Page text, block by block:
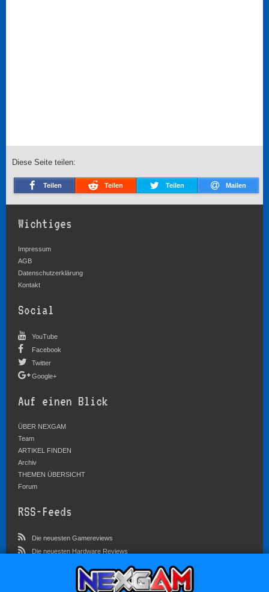
Diese Seite teilen:
Teilen Teilen Teilen Mailen
Wichtiges
Impressum
AGB
Datenschutzerklärung
Kontakt
Social
YouTube
Facebook
Twitter
Google+
Auf einen Blick
ÜBER NEXGAM
Team
ARTIKEL FINDEN
Archiv
THEMEN ÜBERSICHT
Forum
RSS-Feeds
Die neuesten Gamereviews
Die neuesten Hardware Reviews
Die neuesten Artikel